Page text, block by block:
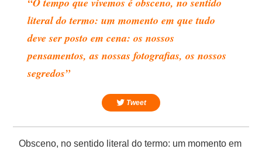
literal do termo: um momento em que tudo
deve ser posto em cena: os nossos
pensamentos, as nossas fotografias, os nossos
segredos”
Tweet
Obsceno, no sentido literal do termo: um momento em